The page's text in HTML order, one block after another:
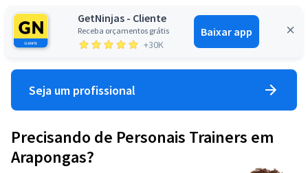
GetNinjas - Cliente
Receba orçamentos grátis
+30K
Baixar app
Entrar
Seja um profissional
Precisando de Personais Trainers em
Arapongas?